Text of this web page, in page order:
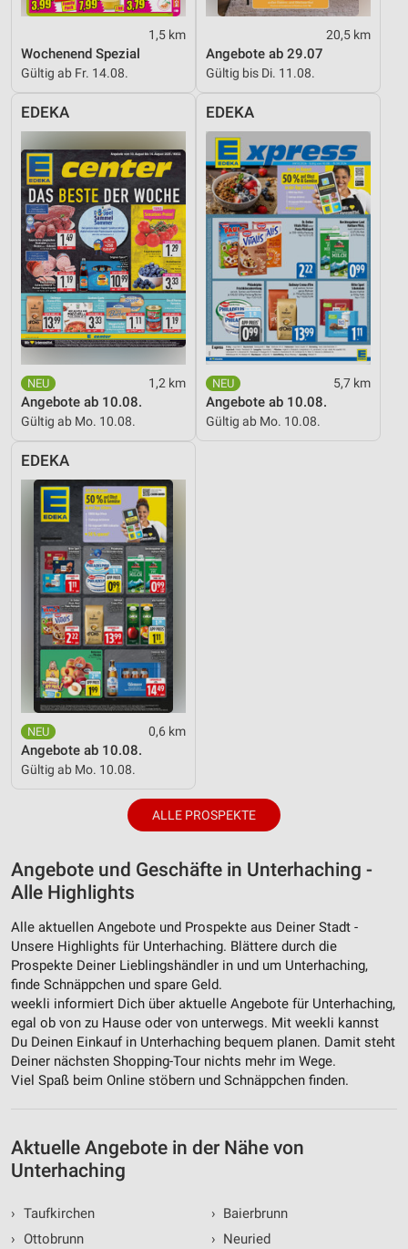
1,5 km
Wochenend Spezial
Gültig ab Fr. 14.08.
20,5 km
Angebote ab 29.07
Gültig bis Di. 11.08.
EDEKA
1,2 km
Angebote ab 10.08.
Gültig ab Mo. 10.08.
EDEKA
5,7 km
Angebote ab 10.08.
Gültig ab Mo. 10.08.
EDEKA
0,6 km
Angebote ab 10.08.
Gültig ab Mo. 10.08.
ALLE PROSPEKTE
Angebote und Geschäfte in Unterhaching -
Alle Highlights
Alle aktuellen Angebote und Prospekte aus Deiner Stadt -
Unsere Highlights für Unterhaching. Blättere durch die
Prospekte Deiner Lieblingshändler in und um Unterhaching,
finde Schnäppchen und spare Geld.
weekli informiert Dich über aktuelle Angebote für Unterhaching,
egal ob von zu Hause oder von unterwegs. Mit weekli kannst
Du Deinen Einkauf in Unterhaching bequem planen. Damit steht
Deiner nächsten Shopping-Tour nichts mehr im Wege.
Viel Spaß beim Online stöbern und Schnäppchen finden.
Aktuelle Angebote in der Nähe von
Unterhaching
› Taufkirchen
›
Ottobrunn
› Baierbrunn
› Neuried